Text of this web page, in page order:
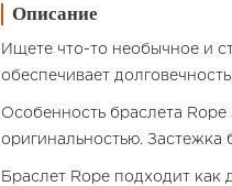
Описание
Ищете что-то необычное и
обеспечивает
Особенность браслета
оригинальностью. Застежка
Браслет Rope подходит